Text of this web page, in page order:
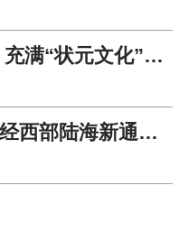
桂林新“东西巷”开工建设 充满“状元文化”气息
马来西亚猫山王榴莲首次经西部陆海新通道入华销售